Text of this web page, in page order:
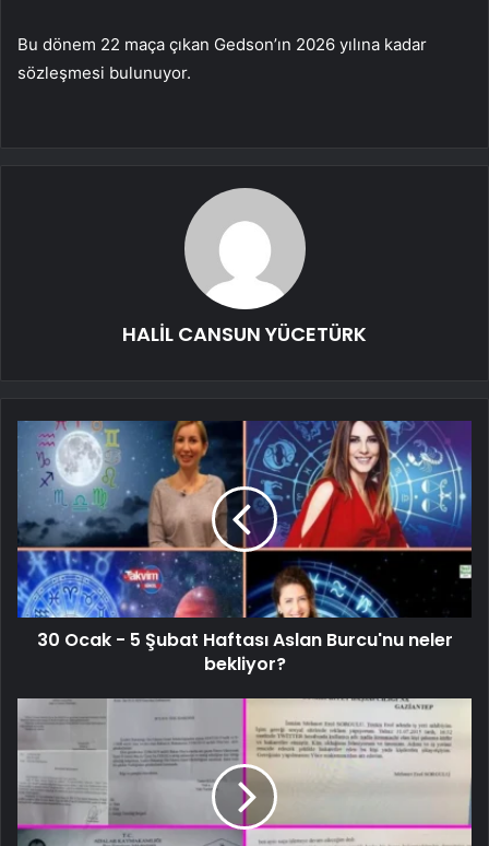
Bu dönem 22 maça çıkan Gedson’ın 2026 yılına kadar
sözleşmesi bulunuyor.
HALİL CANSUN YÜCETÜRK
30 Ocak - 5 Şubat Haftası Aslan Burcu'nu neler
bekliyor?